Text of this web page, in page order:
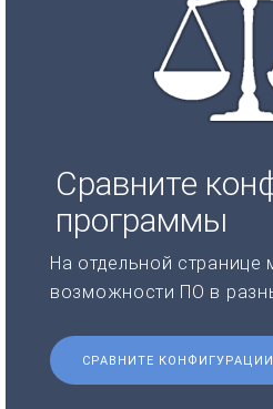
Сравните
программы
На отдельной
возможности ПО в
СРАВНИТЕ КОНФИГУРАЦИИ